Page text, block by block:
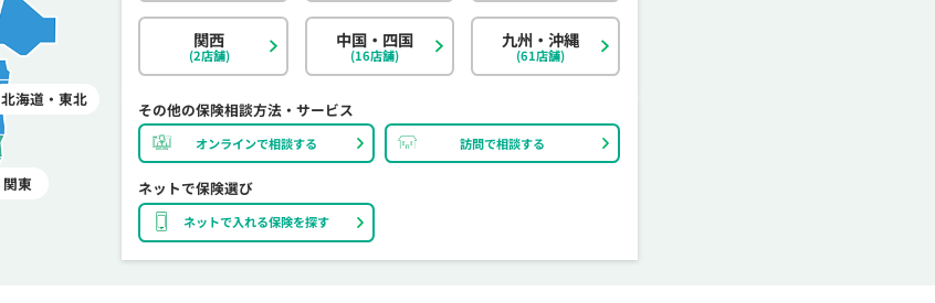
その他の保険相談方法・サービス
オンラインで相談する 訪問で相談する
ネットで保険選び
ネットで入れる保険を探す
北海道・東北
関東
関西
(2店舗)
中国・四国
(16店舗)
九州・沖縄
(61店舗)